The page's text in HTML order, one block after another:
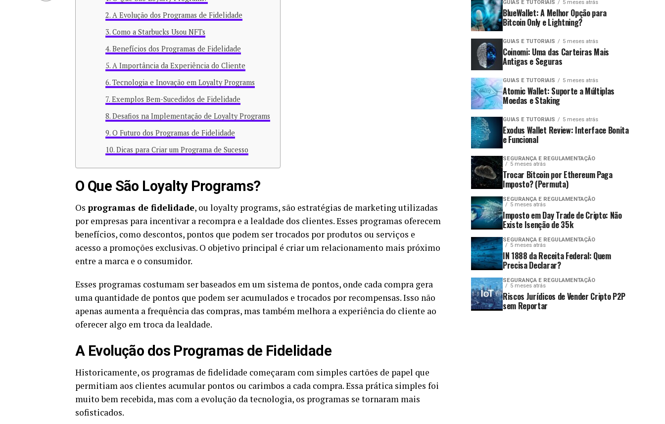
A Evolução dos Programas de Fidelidade
Como a Starbucks Usou NFTs
Benefícios dos Programas de Fidelidade
A Importância da Experiência do Cliente
Tecnologia e Inovação em Loyalty Programs
Exemplos Bem-Sucedidos de Fidelidade
Desafios na Implementação de Loyalty Programs
O Futuro dos Programas de Fidelidade
Dicas para Criar um Programa de Sucesso
O Que São Loyalty Programs?
Os programas de fidelidade, ou loyalty programs, são estratégias de marketing utilizadas
por empresas para incentivar a recompra e a lealdade dos clientes. Esses programas oferecem
benefícios, como descontos, pontos que podem ser trocados por produtos ou serviços e
acesso a promoções exclusivas. O objetivo principal é criar um relacionamento mais próximo
entre a marca e o consumidor.
Esses programas costumam ser baseados em um sistema de pontos, onde cada compra gera
uma quantidade de pontos que podem ser acumulados e trocados por recompensas. Isso não
apenas aumenta a frequência das compras, mas também melhora a experiência do cliente ao
oferecer algo em troca da lealdade.
A Evolução dos Programas de Fidelidade
Historicamente, os programas de fidelidade começaram com simples cartões de papel que
permitiam aos clientes acumular pontos ou carimbos a cada compra. Essa prática simples foi
muito bem recebida, mas com a evolução da tecnologia, os programas se tornaram mais
sofisticados.
GUIAS E TUTORIAIS 5 meses atrás
BlueWallet: A Melhor Opção para
Bitcoin Only e Lightning?
GUIAS E TUTORIAIS 5 meses atrás
Coinomi: Uma das Carteiras Mais
Antigas e Seguras
GUIAS E TUTORIAIS 5 meses atrás
Atomic Wallet: Suporte a Múltiplas
Moedas e Staking
GUIAS E TUTORIAIS 5 meses atrás
Exodus Wallet Review: Interface Bonita
e Funcional
SEGURANÇA E REGULAMENTAÇÃO
5 meses atrás
Trocar Bitcoin por Ethereum Paga
Imposto? (Permuta)
SEGURANÇA E REGULAMENTAÇÃO
5 meses atrás
Imposto em Day Trade de Cripto: Não
Existe Isenção de 35k
SEGURANÇA E REGULAMENTAÇÃO
5 meses atrás
IN 1888 da Receita Federal: Quem
Precisa Declarar?
SEGURANÇA E REGULAMENTAÇÃO
5 meses atrás
Riscos Jurídicos de Vender Cripto P2P
sem Reportar